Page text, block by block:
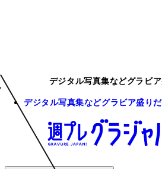
デジタル写真集などグラビ
デジタル写真集などグラビア盛り